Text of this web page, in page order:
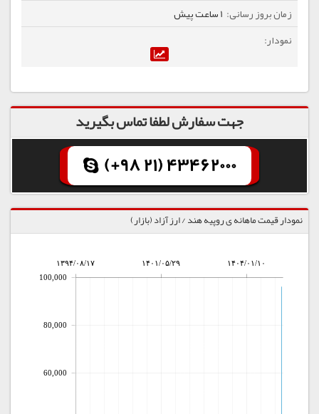
1 ساعت پیش
جهت سفارش لطفا تماس بگیرید
(+98 21) 43462000
نمودار قیمت ماهانه ی روپیه هند / ارز آزاد (بازار)
۱۳۹۴/۰۸/۱۷ ۱۴۰۱/۰۵/۲۹ ۱۴۰۴/۰۱/۱۰
60,000
80,000
100,000